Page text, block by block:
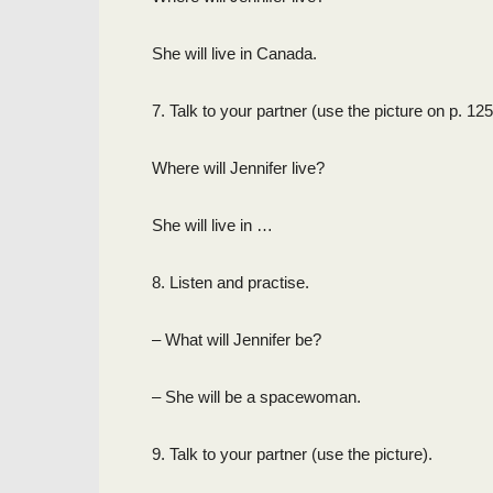
She will live in Canada.
7. Talk to your partner (use the picture on p.
Where will Jennifer live?
She will live in …
8. Listen and practise.
– What will Jennifer be?
– She will be a spacewoman.
9. Talk to your partner (use the picture).